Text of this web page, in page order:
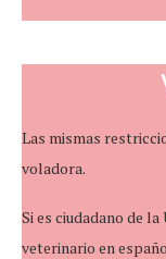
Las mismas
voladora.
Si es ciudadano de
veterinario en